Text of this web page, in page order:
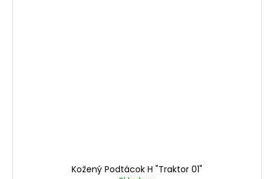
Kožený Podtácok H "Traktor 01"